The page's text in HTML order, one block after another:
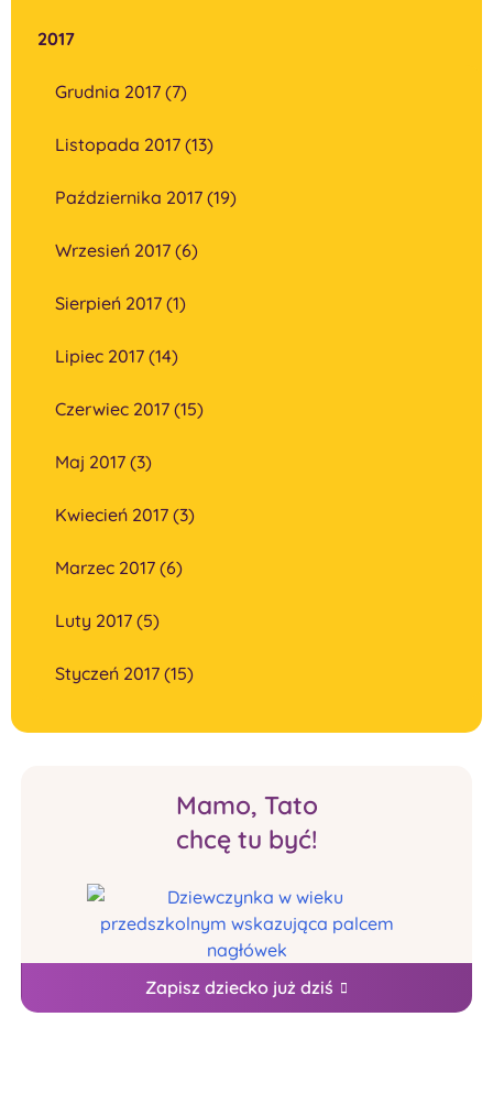
2017
Grudnia 2017 (7)
Listopada 2017 (13)
Października 2017 (19)
Wrzesień 2017 (6)
Sierpień 2017 (1)
Lipiec 2017 (14)
Czerwiec 2017 (15)
Maj 2017 (3)
Kwiecień 2017 (3)
Marzec 2017 (6)
Luty 2017 (5)
Styczeń 2017 (15)
Mamo, Tato
chcę tu być!
Zapisz dziecko już dziś